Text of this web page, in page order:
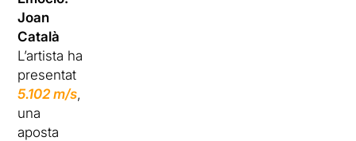
Joan
Català
L’artista ha
presentat
5.102 m/s,
una
aposta